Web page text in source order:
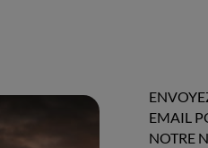
EMAIL
NOTRE